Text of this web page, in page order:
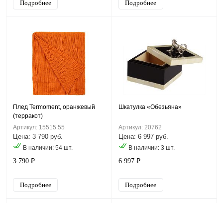
Подробнее Подробнее
Плед Termoment, оранжевый
(терракот)
Артикул: 15515.55
Цена: 3 790 руб.
В наличии: 54 шт.
3 790 ₽
Подробнее
Шкатулка «Обезьяна»
Артикул: 20762
Цена: 6 997 руб.
В наличии: 3 шт.
6 997 ₽
Подробнее